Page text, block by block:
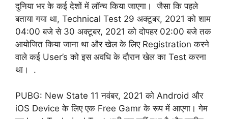
दुनिया भर के कई देशों में लॉन्च किया जाएगा। जैसा कि पहले
बताया गया था, Technical Test 29 अक्टूबर, 2021 को शाम
04:00 बजे से 30 अक्टूबर, 2021 को दोपहर 02:00 बजे तक
आयोजित किया जाना था और खेल के लिए Registration करने
वाले कई User’s को इस अवधि के दौरान खेल का Test करना
था। .
PUBG: New State 11 नवंबर, 2021 को Android और
iOS Device के लिए एक Free Gamr के रूप में आएगा। गेम